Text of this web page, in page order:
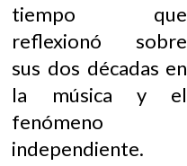
tiempo que
reflexionó sobre
sus dos décadas en
la música y el
fenómeno
independiente.